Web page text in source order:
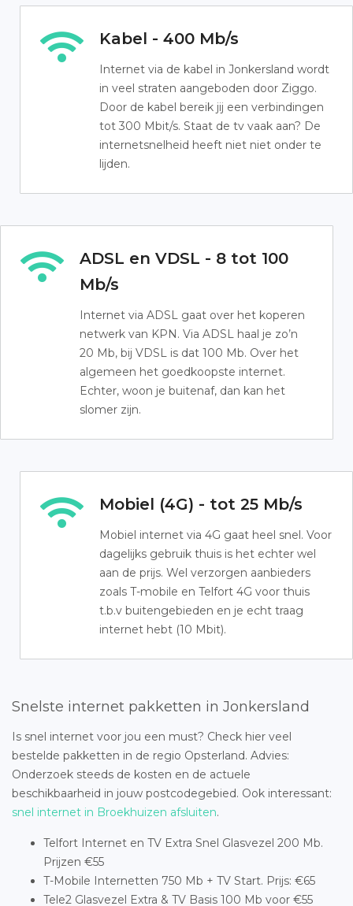
Kabel - 400 Mb/s
Internet via de kabel in Jonkersland wordt
in veel straten aangeboden door Ziggo.
Door de kabel bereik jij een verbindingen
tot 300 Mbit/s. Staat de tv vaak aan? De
internetsnelheid heeft niet niet onder te
lijden.
ADSL en VDSL - 8 tot 100
Mb/s
Internet via ADSL gaat over het koperen
netwerk van KPN. Via ADSL haal je zo’n
20 Mb, bij VDSL is dat 100 Mb. Over het
algemeen het goedkoopste internet.
Echter, woon je buitenaf, dan kan het
slomer zijn.
Mobiel (4G) - tot 25 Mb/s
Mobiel internet via 4G gaat heel snel. Voor
dagelijks gebruik thuis is het echter wel
aan de prijs. Wel verzorgen aanbieders
zoals T-mobile en Telfort 4G voor thuis
t.b.v buitengebieden en je echt traag
internet hebt (10 Mbit).
Snelste internet pakketten in Jonkersland
Is snel internet voor jou een must? Check hier veel
bestelde pakketten in de regio Opsterland. Advies:
Onderzoek steeds de kosten en de actuele
beschikbaarheid in jouw postcodegebied. Ook interessant:
snel internet in Broekhuizen afsluiten.
Telfort Internet en TV Extra Snel Glasvezel 200 Mb.
Prijzen €55
T-Mobile Internetten 750 Mb + TV Start. Prijs: €65
Tele2 Glasvezel Extra & TV Basis 100 Mb voor €55